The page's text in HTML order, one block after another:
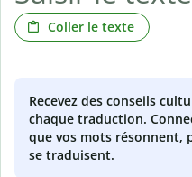
Coller le texte
Recevez des conseils
chaque traduction.
que vos mots résonnent,
se traduisent.